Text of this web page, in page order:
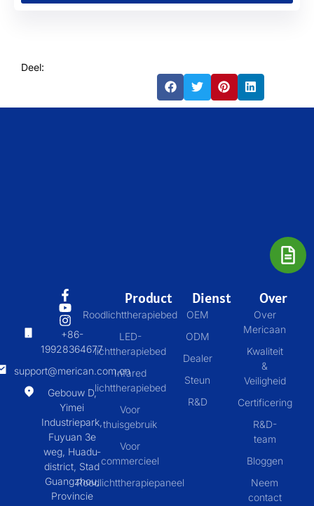
Deel:
+86-
19928364677
support@merican.com.cn
Gebouw D,
Yimei
Industriepark,
Fuyuan 3e
weg, Huadu-
district, Stad
Guangzhou,
Provincie
Product
Roodlichttherapiebed
LED-
lichttherapiebed
Infared
lichttherapiebed
Voor
thuisgebruik
Voor
commercieel
Roodlichttherapiepaneel
Dienst
OEM
ODM
Dealer
Steun
R&D
Over
Over
Mericaan
Kwaliteit
&
Veiligheid
Certificering
R&D-
team
Bloggen
Neem
contact